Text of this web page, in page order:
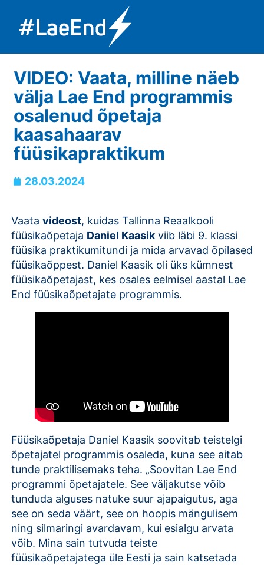
VIDEO: Vaata, milline näeb
välja Lae End programmis
osalenud õpetaja
kaasahaarav
füüsikapraktikum
28.03.2024
Vaata videost, kuidas Tallinna Reaalkooli
füüsikaõpetaja Daniel Kaasikviib läbi 9. klassi
füüsika praktikumitundi ja mida arvavad õpilased
füüsikaõppest. Daniel Kaasik oli üks kümnest
füüsikaõpetajast, kes osales eelmisel aastal Lae
End füüsikaõpetajate programmis.
Füüsikaõpetaja Daniel Kaasik soovitab teistelgi
õpetajatel programmis osaleda, kuna see aitab
tunde praktilisemaks teha. „Soovitan Lae End
programmi õpetajatele. See väljakutse võib
tunduda alguses natuke suur ajapaigutus, aga
see on seda väärt, see on hoopis mängulisem
ning silmaringi avardavam, kui esialgu arvata
võib. Mina sain tutvuda teiste
füüsikaõpetajatega üle Eesti ja sain katsetada